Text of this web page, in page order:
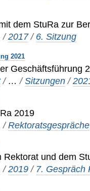
dem StuRa zur
/2017 / 6. Sitzung
2021
Geschäftsführung
/ …/Sitzungen /
2019
/Rektoratsgespräche
Rektorat und dem
/2019 / 7. Gespräch